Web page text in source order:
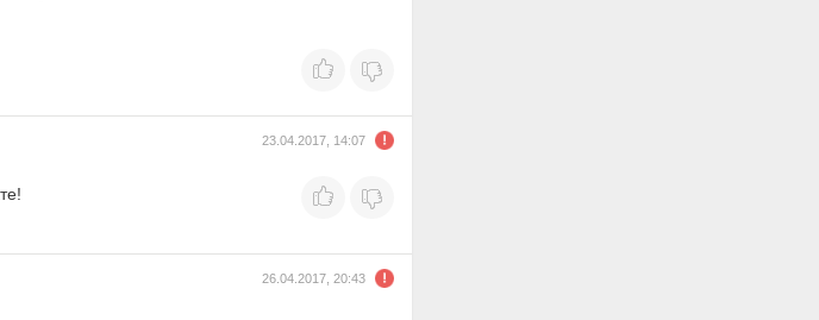
23.04.2017, 14:07
26.04.2017, 20:43